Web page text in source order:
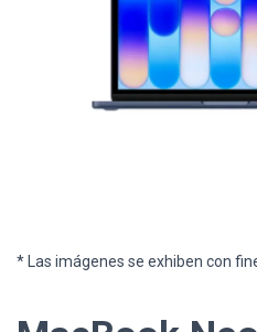
* Las imágenes se exhiben con